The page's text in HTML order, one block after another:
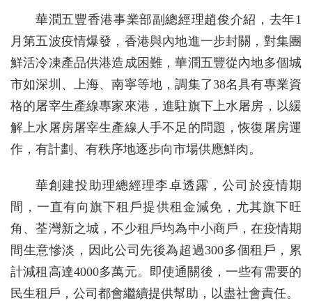
華潤五豐香港事業部副總經理趙俊介紹，去年1
月第五波疫情爆發，香港與內地進一步封關，對集團
鮮活冷凍產品供港造成困難，華潤五豐從內地多個城
市如深圳、上海、南寧等地，調集了38名具有專業資
格的屠宰生產線專家來港，進駐旗下上水屠房，以緩
解上水屠房屠宰生產線人手不足的問題，恢復屠房運
作，有計劃、有秩序地逐步向市場供應鮮肉。
華創建投助理總經理李卓透露，公司於疫情期
間，一直有向旗下租戶提供租金減免，尤其旗下旺
角、荃灣新之城，不少租戶均為中小商戶，在疫情期
間生意慘淡，因此公司先後為超過300多個租戶，累
計減租高達4000多萬元。即使通關後，一些有需要的
民生租戶，公司都會繼續提供幫助，以盡社會責任。